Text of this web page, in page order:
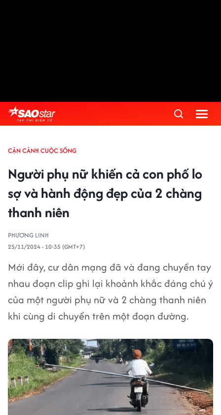
CẬN CẢNH CUỘC SỐNG
Người phụ nữ khiến cả con phố lo
sợ và hành động đẹp của 2 chàng
thanh niên
PHƯƠNG LINH
25/11/2024 - 10:35 (GMT+7)
Mới đây, cư dân mạng đã và đang chuyền tay
nhau đoạn clip ghi lại khoảnh khắc đáng chú ý
của một người phụ nữ và 2 chàng thanh niên
khi cùng di chuyển trên một đoạn đường.